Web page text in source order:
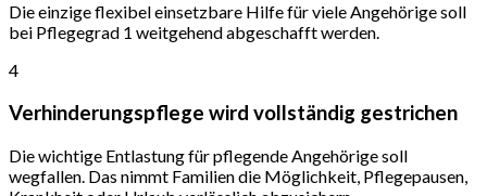
Die einzige flexibel einsetzbare Hilfe für viele Angehörige soll
bei Pflegegrad 1 weitgehend abgeschafft werden.
4
Verhinderungspflege wird vollständig gestrichen
Die wichtige Entlastung für pflegende Angehörige soll
wegfallen. Das nimmt Familien die Möglichkeit, Pflegepausen,